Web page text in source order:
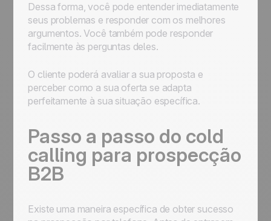
Dessa forma, você pode entender imediatamente
seus problemas e responder com os melhores
argumentos. Você também pode responder
facilmente às perguntas deles.
O cliente poderá avaliar a sua proposta e
perceber como a sua oferta se adapta
perfeitamente à sua situação específica.
Passo a passo do cold
calling para prospecção
B2B
Existe uma maneira específica de obter sucesso